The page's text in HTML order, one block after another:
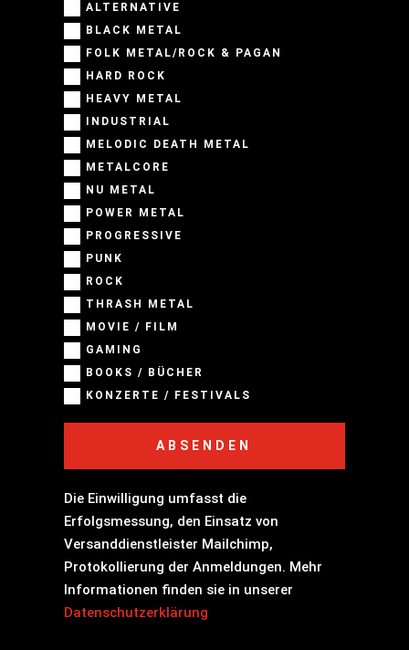
ALTERNATIVE
BLACK METAL
FOLK METAL/ROCK & PAGAN
HARD ROCK
HEAVY METAL
INDUSTRIAL
MELODIC DEATH METAL
METALCORE
NU METAL
POWER METAL
PROGRESSIVE
PUNK
ROCK
THRASH METAL
MOVIE / FILM
GAMING
BOOKS / BÜCHER
KONZERTE / FESTIVALS
ABSENDEN
Die Einwilligung umfasst die
Erfolgsmessung, den Einsatz von
Versanddienstleister Mailchimp,
Protokollierung der Anmeldungen. Mehr
Informationen finden sie in unserer
Datenschutzerklärung